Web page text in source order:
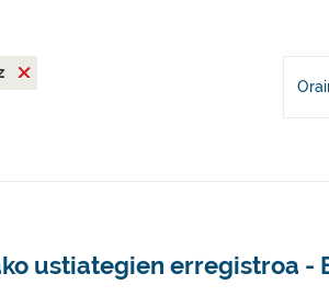
ustiategien erregistroa -